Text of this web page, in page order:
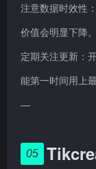
注意数据时效性
价值会明显下降。
定期关注更新：
能第一时间用上
—
05